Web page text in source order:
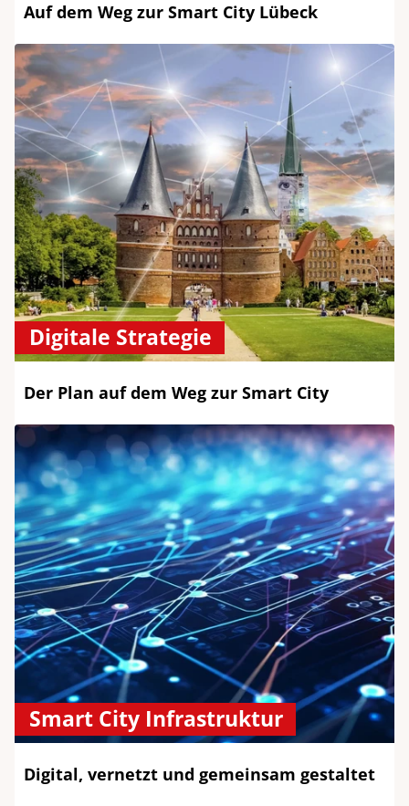
Auf dem Weg zur Smart City Lübeck
Digitale Strategie
Der Plan auf dem Weg zur Smart City
Smart City Infrastruktur
Digital, vernetzt und gemeinsam gestaltet